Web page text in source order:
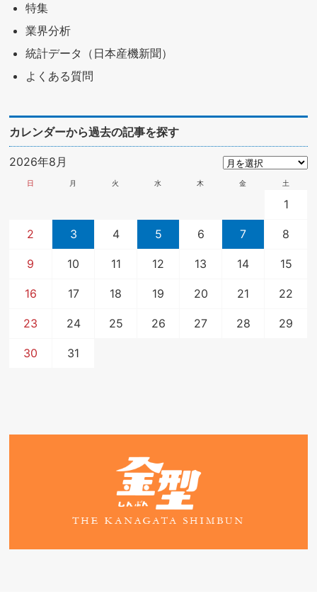
特集
業界分析
統計データ（日本産機新聞）
よくある質問
カレンダーから過去の記事を探す
2026年8月
日 月 火 水 木 金 土
1
2 3 4 5 6 7 8
9 10 11 12 13 14 15
16 17 18 19 20 21 22
23 24 25 26 27 28 29
30 31